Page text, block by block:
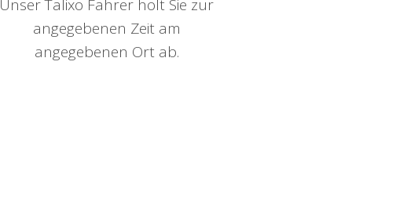
Unser Talixo Fahrer holt Sie zur
angegebenen Zeit am
angegebenen Ort ab.